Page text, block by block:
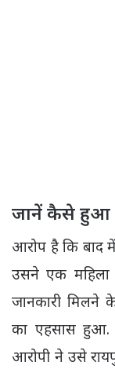
जानें कैसे हुआ
आरोप है कि बाद
उसने एक
जानकारी मिलने
का एहसास हुआ.
आरोपी ने उसे